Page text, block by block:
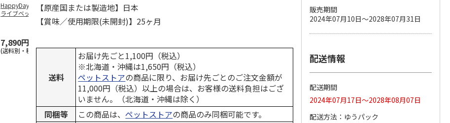
HappyDays 2wayド
ライブベッド グレ
7,890円
(送料別・税込)
獣医師開発 ニオイ
をとる砂専用 猫ト
イレ ナチュラルグ
(送料別・税込)
デオトイレ 飛び散
らない消臭・抗菌サ
ンド 4L
(送料別・税込) (送料別・税込) (送料別・税込)
ペット線香 虹のか
なた フルーティフ
ローラルの香り
【原産国または製造地】日本
【賞味／使用期限(未開封)】25ヶ月
送料
お届け先ごと1,100円（税込）
※北海道・沖縄は1,650円（税込）
ペットストアの商品に限り、お届け先ごとのご注文金額が
11,000円（税込）以上の場合は、お客様の送料負担はござ
いません。（北海道・沖縄は除く）
同梱等
この商品は、ペットストアの商品のみ同梱可能です。
販売期間
2024年07月10日～2028年07月31日
配送情報
配送期間
2024年07月17日～2028年08月07日
配送方法
ゆうパック